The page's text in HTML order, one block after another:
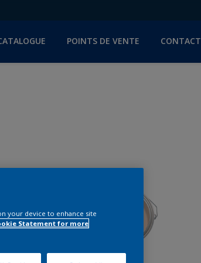
POINTS DE VENTE CONTACT
your device to enhance site
Statement for more